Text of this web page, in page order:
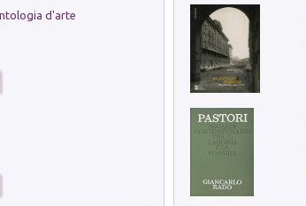
d'arte